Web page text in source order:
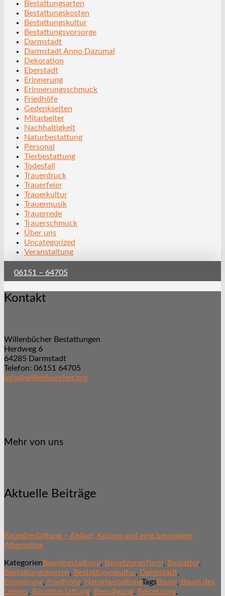
Bestattungsarten
Bestattungskosten
Bestattungskultur
Bestattungsvorsorge
Darmstadt
Darmstadt Anno Dazumal
Dekoration
Eberstadt
Erinnerung
Erinnerungsschmuck
Friedhöfe
Gedenkseiten
Mitarbeiter
Nachhaltigkeit
Naturbestattung
Personal
Tierbestattung
Todesfall
Trauerdruck
Trauerfeier
Trauerkultur
Trauermusik
Trauerrede
Trauerschmuck
Über uns
Uncategorized
Veranstaltung
06151 – 64705
Kontakt
Willenbücher Bestattungen
Herdweg 6
64285 Darmstadt
Telefon: 06151 64705
info@willenbuecher.org
Mehr von uns
Aktuelle Beiträge
Baumbestattung – Ablauf, Kosten und eine besondere
Alternative
KategorienBaumbestattung, Beisetzungsform, Bestatter,
Bestattungskosten, Bestattungskultur, Darmstadt,
Erinnerung, Friedhöfe, NaturbestattungTagsBaum, Baum des
Lebens, Baumbestattung, Beerdigung, Beisetzung,